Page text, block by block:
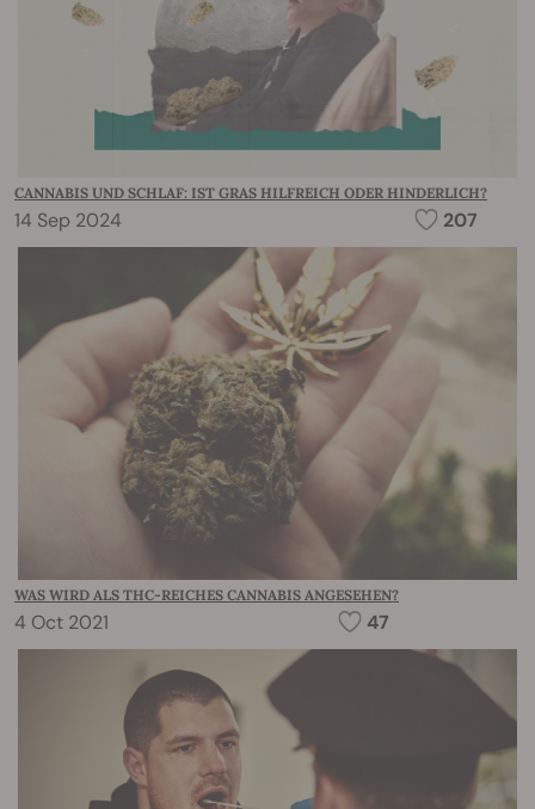
CANNABIS UND SCHLAF: IST GRAS HILFREICH ODER HINDERLICH?
14 Sep 2024 207
WAS WIRD ALS THC-REICHES CANNABIS ANGESEHEN?
4 Oct 2021 47